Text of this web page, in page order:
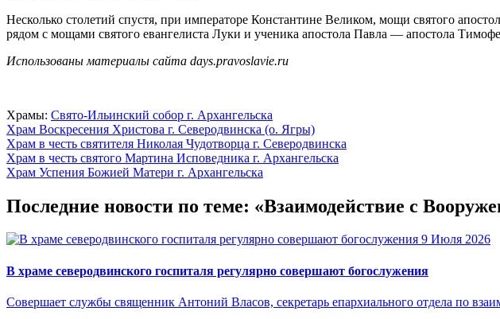
Несколько столетий спустя, при императоре Константине Великом, мощи святого
рядом с мощами святого евангелиста Луки и ученика апостола Павла — апостола
Использованы материалы сайта days.pravoslavie.ru
Храмы: Свято-Ильинский cобор г. Архангельска
Храм Воскресения Христова г. Северодвинска (о. Ягры)
Храм в честь святителя Николая Чудотворца г. Северодвинска
Храм в честь святого Мартина Исповедника г. Архангельска
Храм Успения Божией Матери г. Архангельска
Последние новости по теме: «Взаимодействие с
9 Июля 2026
В храме северодвинского госпиталя регулярно совершают богослужения
Совершает службы священник Антоний Власов, секретарь епархиального отдела по